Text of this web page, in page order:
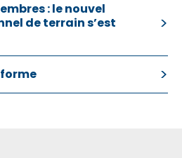
: le nouvel
de terrain s’est